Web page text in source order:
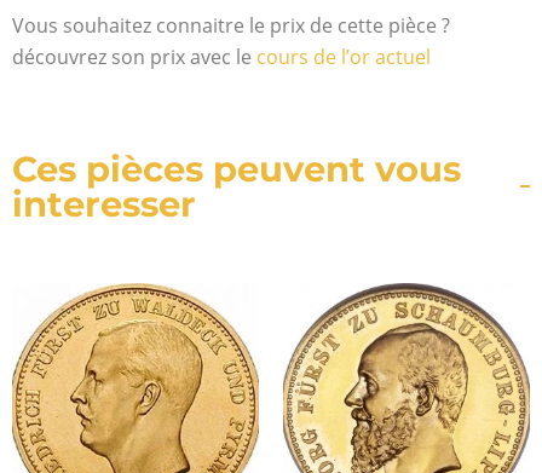
Vous souhaitez connaitre le prix de cette pièce ?
découvrez son prix avec le cours de l’or actuel
Ces pièces peuvent vous
interesser